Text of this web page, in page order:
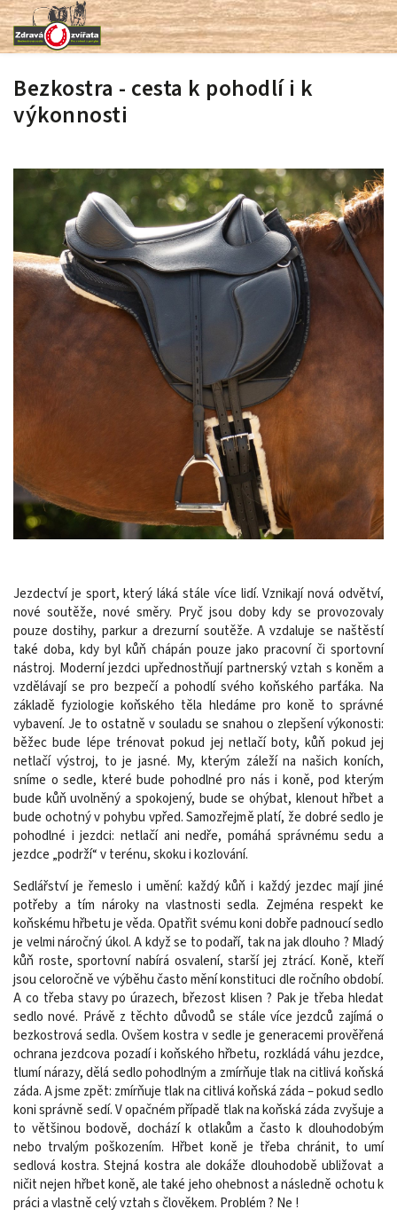
Bezkostra - cesta k pohodlí i k
výkonnosti
Jezdectví je sport, který láká stále více lidí. Vznikají nová odvětví,
nové soutěže, nové směry. Pryč jsou doby kdy se provozovaly
pouze dostihy, parkur a drezurní soutěže. A vzdaluje se naštěstí
také doba, kdy byl kůň chápán pouze jako pracovní či sportovní
nástroj. Moderní jezdci upřednostňují partnerský vztah s koněm a
vzdělávají se pro bezpečí a pohodlí svého koňského parťáka. Na
základě fyziologie koňského těla hledáme pro koně to správné
vybavení. Je to ostatně v souladu se snahou o zlepšení výkonosti:
běžec bude lépe trénovat pokud jej netlačí boty, kůň pokud jej
netlačí výstroj, to je jasné. My, kterým záleží na našich koních,
sníme o sedle, které bude pohodlné pro nás i koně, pod kterým
bude kůň uvolněný a spokojený, bude se ohýbat, klenout hřbet a
bude ochotný v pohybu vpřed. Samozřejmě platí, že dobré sedlo je
pohodlné i jezdci: netlačí ani nedře, pomáhá správnému sedu a
jezdce „podrží“ v terénu, skoku i kozlování.
Sedlářství je řemeslo i umění: každý kůň i každý jezdec mají jiné
potřeby a tím nároky na vlastnosti sedla. Zejména respekt ke
koňskému hřbetu je věda. Opatřit svému koni dobře padnoucí sedlo
je velmi náročný úkol. A když se to podaří, tak na jak dlouho ? Mladý
kůň roste, sportovní nabírá osvalení, starší jej ztrácí. Koně, kteří
jsou celoročně ve výběhu často mění konstituci dle ročního období.
A co třeba stavy po úrazech, březost klisen ? Pak je třeba hledat
sedlo nové. Právě z těchto důvodů se stále více jezdců zajímá o
bezkostrová sedla. Ovšem kostra v sedle je generacemi prověřená
ochrana jezdcova pozadí i koňského hřbetu, rozkládá váhu jezdce,
tlumí nárazy, dělá sedlo pohodlným a zmírňuje tlak na citlivá koňská
záda. A jsme zpět: zmírňuje tlak na citlivá koňská záda – pokud sedlo
koni správně sedí. V opačném případě tlak na koňská záda zvyšuje a
to většinou bodově, dochází k otlakům a často k dlouhodobým
nebo trvalým poškozením. Hřbet koně je třeba chránit, to umí
sedlová kostra. Stejná kostra ale dokáže dlouhodobě ubližovat a
ničit nejen hřbet koně, ale také jeho ohebnost a následně ochotu k
práci a vlastně celý vztah s člověkem. Problém ? Ne !